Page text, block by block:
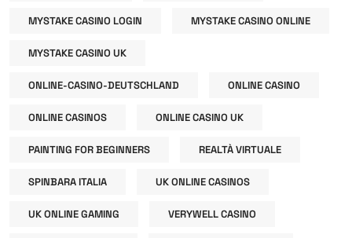
MYSTAKE CASINO LOGIN MYSTAKE CASINO ONLINE
MYSTAKE CASINO UK
ONLINE-CASINO-DEUTSCHLAND ONLINE CASINO
ONLINE CASINOS ONLINE CASINO UK
PAINTING FOR BEGINNERS REALTÀ VIRTUALE
SPINBARA ITALIA UK ONLINE CASINOS
UK ONLINE GAMING VERYWELL CASINO